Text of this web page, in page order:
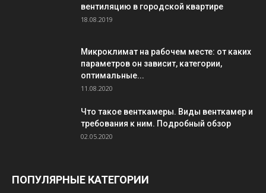
вентиляцию в городской квартире
18.08.2019
Микроклимат на рабочем месте: от каких
параметров он зависит, категории,
оптимальные...
11.08.2020
Что такое венткамеры. Виды венткамер и
требования к ним. Подробный обзор
02.05.2020
ПОПУЛЯРНЫЕ КАТЕГОРИИ